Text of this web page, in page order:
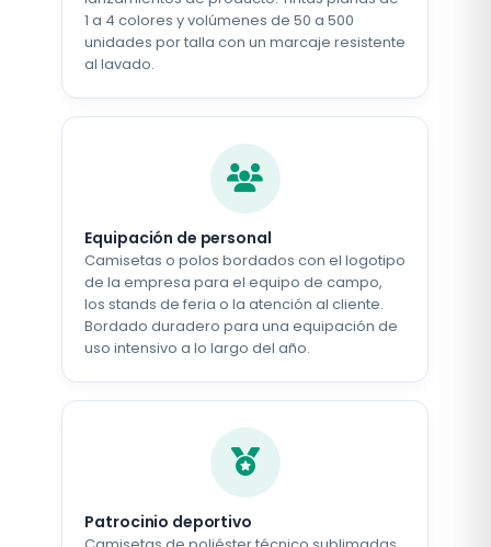
1 a 4 colores y volúmenes de 50 a 500
unidades por talla con un marcaje resistente
al lavado.
Equipación de personal
Camisetas o polos bordados con el logotipo
de la empresa para el equipo de campo,
los stands de feria o la atención al cliente.
Bordado duradero para una equipación de
uso intensivo a lo largo del año.
Patrocinio deportivo